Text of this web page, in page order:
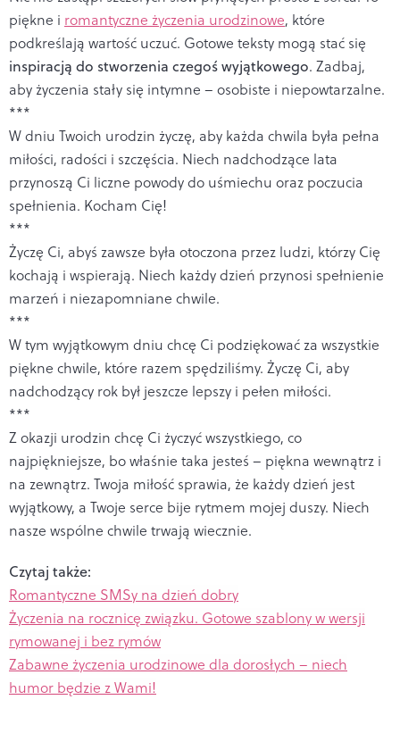
piękne i romantyczne życzenia urodzinowe, które
podkreślają wartość uczuć. Gotowe teksty mogą stać się
inspiracją do stworzenia czegoś wyjątkowego. Zadbaj,
aby życzenia stały się intymne – osobiste i niepowtarzalne.
***
W dniu Twoich urodzin życzę, aby każda chwila była pełna
miłości, radości i szczęścia. Niech nadchodzące lata
przynoszą Ci liczne powody do uśmiechu oraz poczucia
spełnienia. Kocham Cię!
***
Życzę Ci, abyś zawsze była otoczona przez ludzi, którzy Cię
kochają i wspierają. Niech każdy dzień przynosi spełnienie
marzeń i niezapomniane chwile.
***
W tym wyjątkowym dniu chcę Ci podziękować za wszystkie
piękne chwile, które razem spędziliśmy. Życzę Ci, aby
nadchodzący rok był jeszcze lepszy i pełen miłości.
***
Z okazji urodzin chcę Ci życzyć wszystkiego, co
najpiękniejsze, bo właśnie taka jesteś – piękna wewnątrz i
na zewnątrz. Twoja miłość sprawia, że każdy dzień jest
wyjątkowy, a Twoje serce bije rytmem mojej duszy. Niech
nasze wspólne chwile trwają wiecznie.
Czytaj także:
Romantyczne SMSy na dzień dobry
Życzenia na rocznicę związku. Gotowe szablony w wersji
rymowanej i bez rymów
Zabawne życzenia urodzinowe dla dorosłych – niech
humor będzie z Wami!